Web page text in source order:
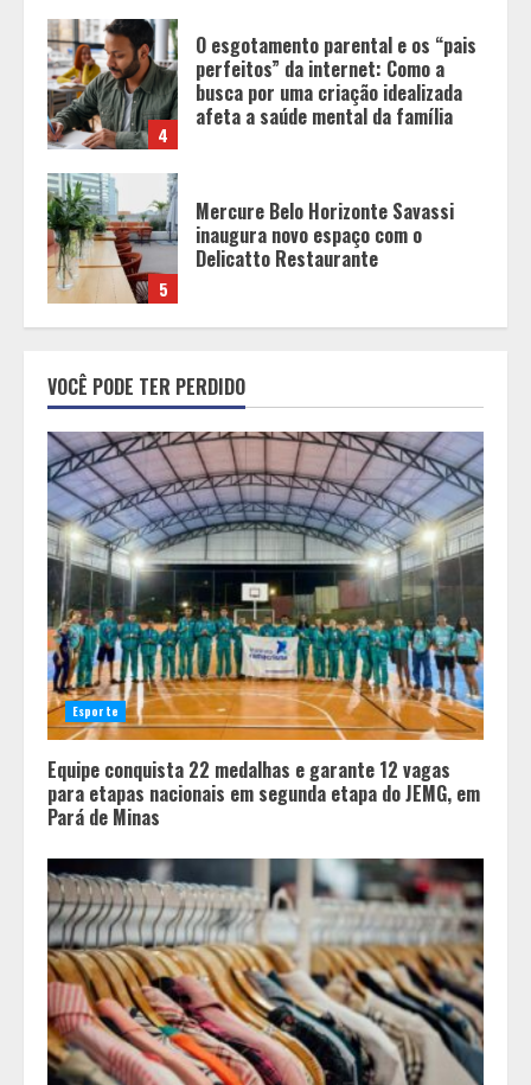
4
O esgotamento parental e os “pais
perfeitos” da internet: Como a
busca por uma criação idealizada
afeta a saúde mental da família
5
Mercure Belo Horizonte Savassi
inaugura novo espaço com o
Delicatto Restaurante
1
garante 12 vagas para etapas
nacionais em segunda etapa do
JEMG, em Pará de Minas
2
Grandes marcas, preços baixos e
uma causa que transforma vidas
Tecnologia que “lê” o solo
transforma manejo agrícola e
comprova ganhos de produtividade
4
busca por uma criação idealizada
afeta a saúde mental da família
VOCÊ PODE TER PERDIDO
Esporte
Equipe conquista 22 medalhas e garante 12 vagas
para etapas nacionais em segunda etapa do JEMG, em
Pará de Minas